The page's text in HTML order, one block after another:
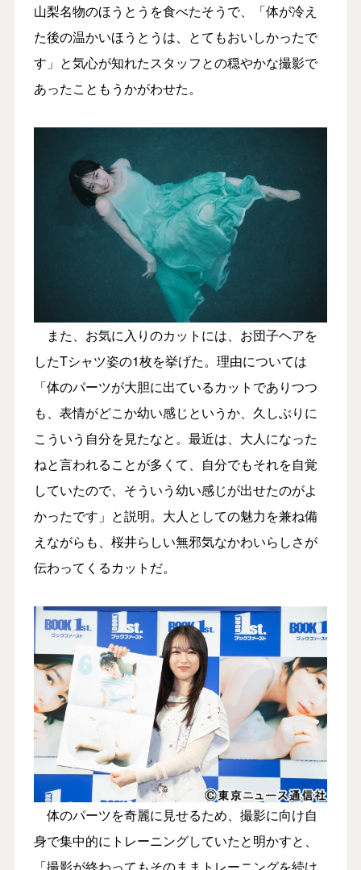
山梨名物のほうとうを食べたそうで、「体が冷え
た後の温かいほうとうは、とてもおいしかったで
す」と気心が知れたスタッフとの穏やかな撮影で
あったこともうかがわせた。
また、お気に入りのカットには、お団子ヘアを
したTシャツ姿の1枚を挙げた。理由については
「体のパーツが大胆に出ているカットでありつつ
も、表情がどこか幼い感じというか、久しぶりに
こういう自分を見たなと。最近は、大人になった
ねと言われることが多くて、自分でもそれを自覚
していたので、そういう幼い感じが出せたのがよ
かったです」と説明。大人としての魅力を兼ね備
えながらも、桜井らしい無邪気なかわいらしさが
伝わってくるカットだ。
体のパーツを奇麗に見せるため、撮影に向け自
身で集中的にトレーニングしていたと明かすと、
「撮影が終わってもそのままトレーニングを続け